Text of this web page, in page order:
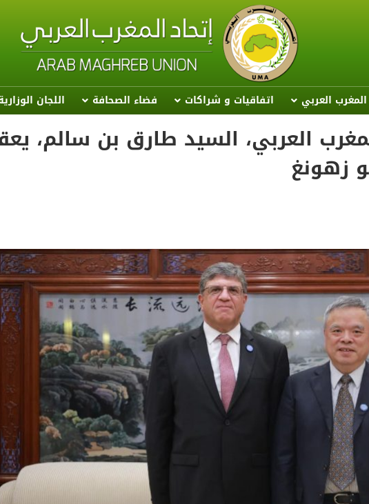
المغرب العربي اتفاقيات و شراكات فضاء الصحافة اللجان
العربي، السيد طارق بن سالم،
زهونغ